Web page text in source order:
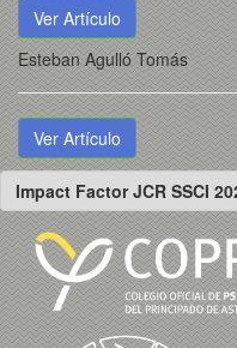
Ver Artículo
Esteban Agulló Tomás
Ver Artículo
Impact Factor JCR SSCI